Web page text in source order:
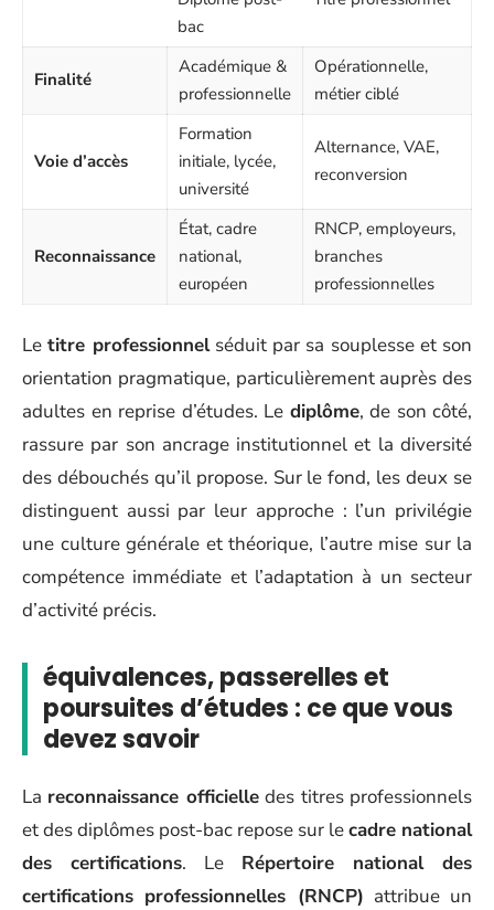
bac
Finalité
Académique &
professionnelle
Opérationnelle,
métier ciblé
Voie d’accès
Formation
initiale, lycée,
université
Alternance, VAE,
reconversion
Reconnaissance
État, cadre
national,
européen
RNCP, employeurs,
branches
professionnelles
Letitre professionnelséduit par sa souplesse et son
orientation pragmatique, particulièrement auprès des
adultes en reprise d’études. Le diplôme, de son côté,
rassure par son ancrage institutionnel et la diversité
des débouchés qu’il propose. Sur le fond, les deux se
distinguent aussi par leur approche : l’un privilégie
une culture générale et théorique, l’autre mise sur la
compétence immédiate et l’adaptation à un secteur
d’activité précis.
équivalences, passerelles et
poursuites d’études : ce que vous
devez savoir
La reconnaissance officielledes titres professionnels
et des diplômes post-bac repose sur lecadre national
des certifications. Le Répertoire national des
certifications professionnelles (RNCP) attribue un